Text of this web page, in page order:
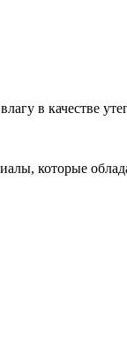
в качестве
которые